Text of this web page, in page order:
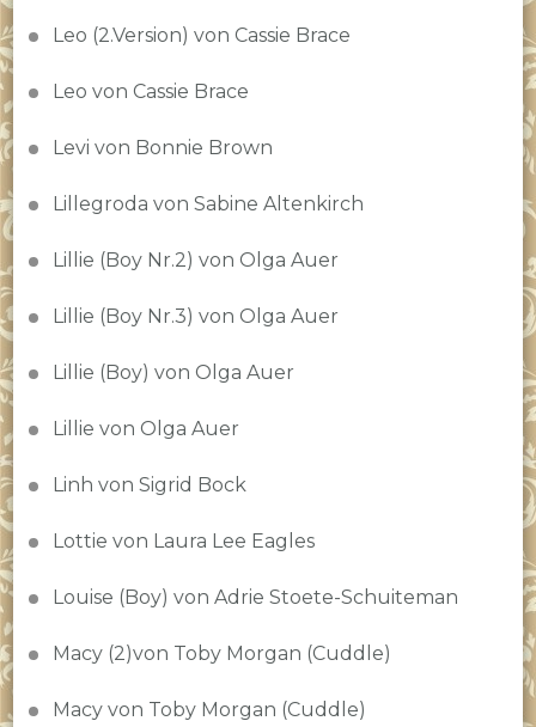
Leo (2.Version) von Cassie Brace
Leo von Cassie Brace
Levi von Bonnie Brown
Lillegroda von Sabine Altenkirch
Lillie (Boy Nr.2) von Olga Auer
Lillie (Boy Nr.3) von Olga Auer
Lillie (Boy) von Olga Auer
Lillie von Olga Auer
Linh von Sigrid Bock
Lottie von Laura Lee Eagles
Louise (Boy) von Adrie Stoete-Schuiteman
Macy (2)von Toby Morgan (Cuddle)
Macy von Toby Morgan (Cuddle)